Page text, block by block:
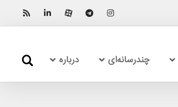
چندرسانه‌ای درباره